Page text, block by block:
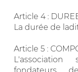
Article 4 :
La durée de
Article 5 :
fondateurs,